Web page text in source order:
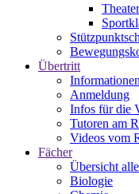
Übertritt
Anmeldung
Infos für die
Tutoren am
Videos vom
Fächer
Übersicht
Biologie